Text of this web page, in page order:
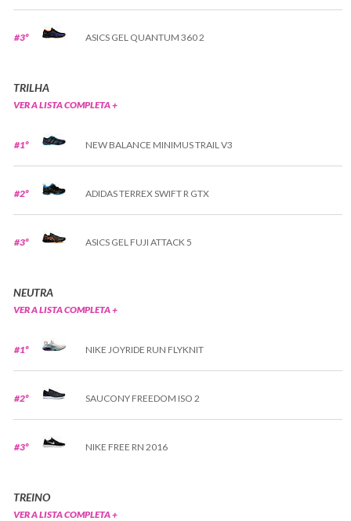
#3º ASICS GEL QUANTUM 360 2
TRILHA
VER A LISTA COMPLETA +
#1º NEW BALANCE MINIMUS TRAIL V3
#2º ADIDAS TERREX SWIFT R GTX
#3º ASICS GEL FUJI ATTACK 5
NEUTRA
VER A LISTA COMPLETA +
#1º NIKE JOYRIDE RUN FLYKNIT
#2º SAUCONY FREEDOM ISO 2
#3º NIKE FREE RN 2016
TREINO
VER A LISTA COMPLETA +